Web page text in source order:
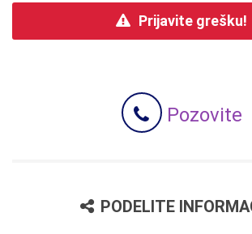
Prijavite grešku!
Pozovite
PODELITE